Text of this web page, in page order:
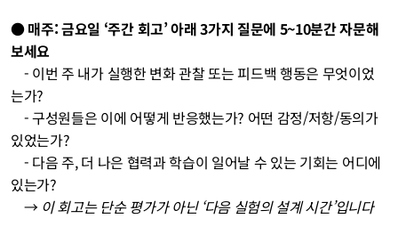
● 매주: 금요일 ‘주간 회고’ 아래 3가지 질문에 5~10분간 자문해
보세요
는가?
있었는가?
있는가?
    →
이 회고는 단순 평가가 아닌 ‘다음 실험의 설계 시간’입니다